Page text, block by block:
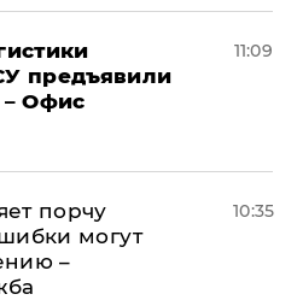
предъявили
– Офис
11:09
порчу
могут
–
10:35